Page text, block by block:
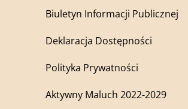
Biuletyn Informacji Publicznej
Deklaracja Dostępności
Polityka Prywatności
Aktywny Maluch 2022-2029